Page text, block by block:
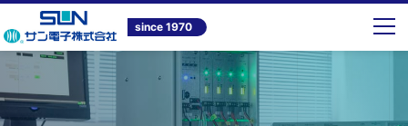
since 1970